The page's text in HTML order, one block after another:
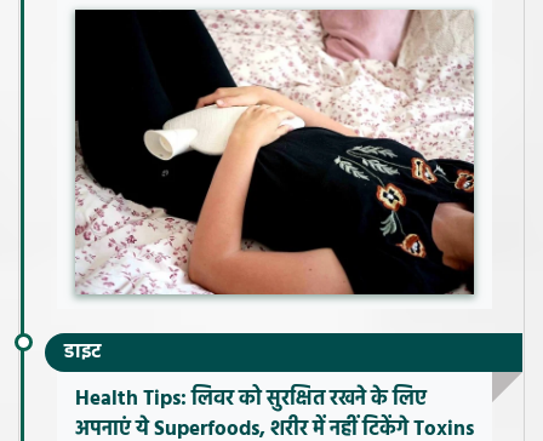
डाइट
Health Tips: लिवर को सुरक्षित रखने के लिए
अपनाएं ये Superfoods, शरीर में नहीं टिकेंगे Toxins